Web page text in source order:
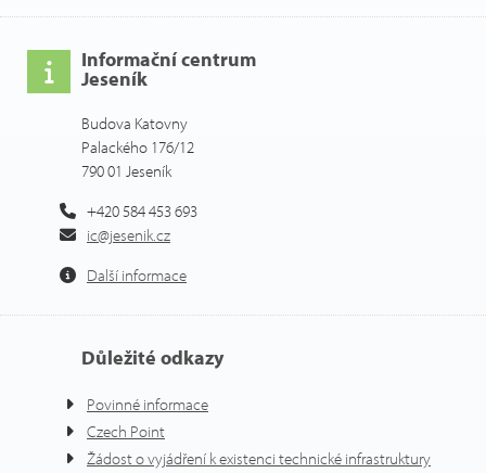
Informační centrum
Jeseník
Budova Katovny
Palackého 176/12
790 01 Jeseník
+420 584 453 693
ic@jesenik.cz
Další informace
Důležité odkazy
Povinné informace
Czech Point
Žádost o vyjádření k existenci technické infrastruktury